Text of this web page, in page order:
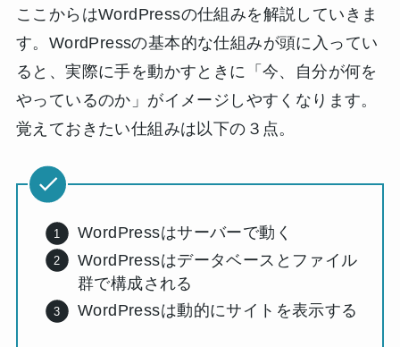
ここからはWordPressの仕組みを解説していきま
す。WordPressの基本的な仕組みが頭に入ってい
ると、実際に手を動かすときに「今、自分が何を
やっているのか」がイメージしやすくなります。
覚えておきたい仕組みは以下の３点。
WordPressはサーバーで動く
WordPressはデータベースとファイル
群で構成される
WordPressは動的にサイトを表示する